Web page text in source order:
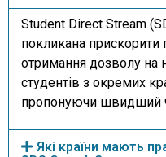
Student Direct Stream
покликана прискорити
отримання дозволу на
студентів з окремих
пропонуючи швидший
Які країни мають